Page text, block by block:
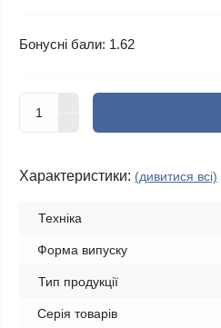
Бонусні бали: 1.62
Характеристики: (дивитися всі)
Техніка
Форма випуску
Тип продукції
Серія товарів